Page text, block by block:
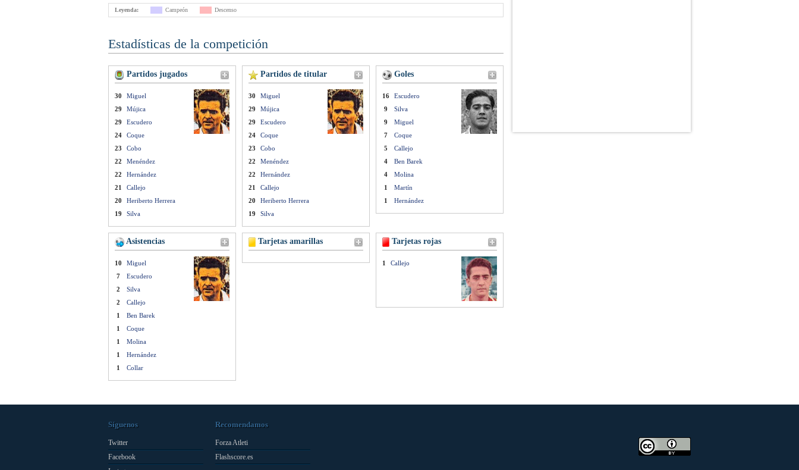
Leyenda: Campeón Descenso
Estadísticas de la competición
Partidos jugados
30
Miguel
29
Mújica
29
Escudero
24
Coque
23
Cobo
22
Menéndez
22
Hernández
21
Callejo
20
Heriberto Herrera
19
Silva
Partidos de titular
30
Miguel
29
Mújica
29
Escudero
24
Coque
23
Cobo
22
Menéndez
22
Hernández
21
Callejo
20
Heriberto Herrera
19
Silva
Goles
16
Escudero
9
Silva
9
Miguel
7
Coque
5
Callejo
4
Ben Barek
4
Molina
1
Martín
1
Hernández
Asistencias
10
Miguel
7
Escudero
2
Silva
2
Callejo
1
Ben Barek
1
Coque
1
Molina
1
Hernández
1
Collar
Tarjetas amarillas Tarjetas rojas
1 Callejo
Síguenos
Twitter
Facebook
Recomendamos
Forza Atleti
Flashscore.es